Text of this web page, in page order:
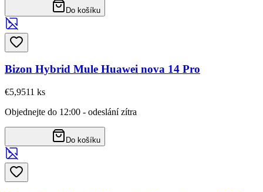
Do košíku
Bizon Hybrid Mule Huawei nova 14 Pro
€5,9511 ks
Objednejte do 12:00 - odeslání zítra
Do košíku